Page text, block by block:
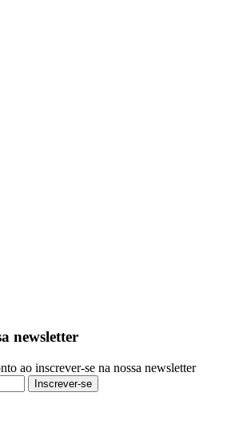
newsletter
ao inscrever-se na nossa newsletter
Inscrever-se